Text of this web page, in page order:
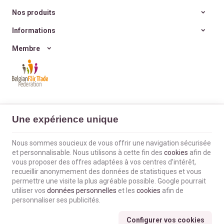
excès ni culpabilité ?
Nos produits
Informations
Membre
L'Envol du Colibri | N° d'entreprise : BE0660802404 |
Contact |Conditions générales
© Copyright 2023-2026 -E-net Business, accélérateur d'e-commerce pour
commerçants, indépendants & PME
Une expérience unique
Nous sommes soucieux de vous offrir une navigation sécurisée
et personnalisable. Nous utilisons à cette fin des cookies afin de
vous proposer des offres adaptées à vos centres d’intérêt,
recueillir anonymement des données de statistiques et vous
permettre une visite la plus agréable possible. Google pourrait
utiliser vos données personnelles et les cookies afin de
personnaliser ses publicités.
Configurer vos cookies